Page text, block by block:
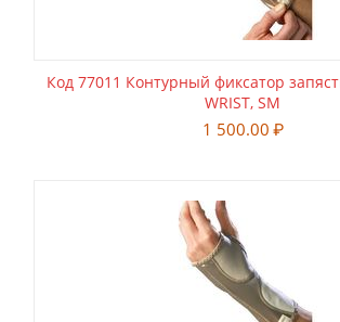
Код 77011 Контурный фиксатор
WRIST, SM
1 500.00 ₽